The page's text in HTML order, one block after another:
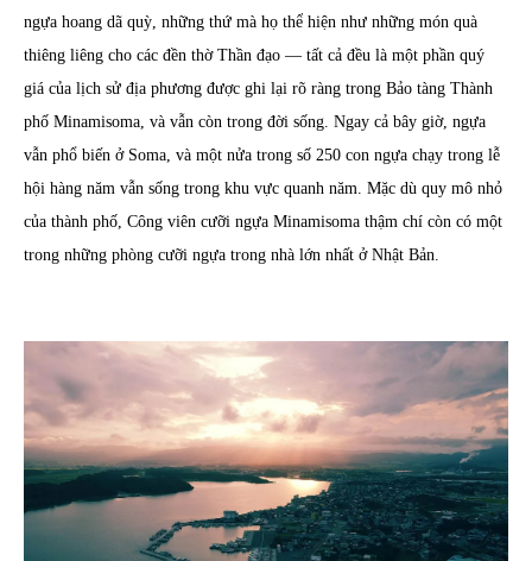
ngựa hoang dã quỳ, những thứ mà họ thể hiện như những món quà
thiêng liêng cho các đền thờ Thần đạo ― tất cả đều là một phần quý
giá của lịch sử địa phương được ghi lại rõ ràng trong Bảo tàng Thành
phố Minamisoma, và vẫn còn trong đời sống. Ngay cả bây giờ, ngựa
vẫn phổ biến ở Soma, và một nửa trong số 250 con ngựa chạy trong lễ
hội hàng năm vẫn sống trong khu vực quanh năm. Mặc dù quy mô nhỏ
của thành phố, Công viên cưỡi ngựa Minamisoma thậm chí còn có một
trong những phòng cưỡi ngựa trong nhà lớn nhất ở Nhật Bản.